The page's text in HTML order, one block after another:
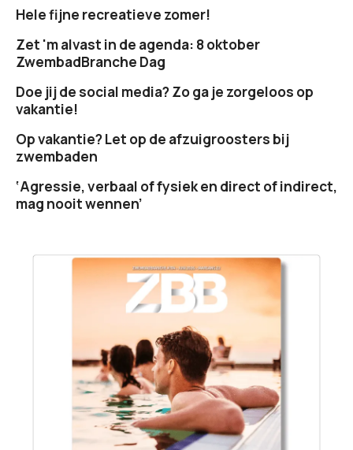
Hele fijne recreatieve zomer!
Zet 'm alvast in de agenda: 8 oktober
ZwembadBranche Dag
Doe jij de social media? Zo ga je zorgeloos op
vakantie!
Op vakantie? Let op de afzuigroosters bij
zwembaden
‘Agressie, verbaal of fysiek en direct of indirect,
mag nooit wennen’